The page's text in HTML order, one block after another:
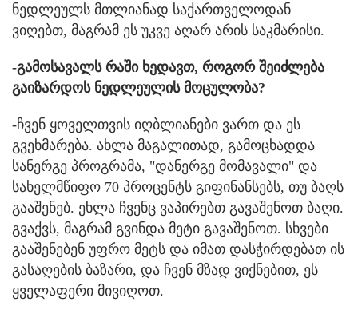
ნედლეულს მთლიანად საქართველოდან
ვიღებთ, მაგრამ ეს უკვე აღარ არის საკმარისი.
-გამოსავალს რაში ხედავთ, როგორ შეიძლება
გაიზარდოს ნედლეულის მოცულობა?
-ჩვენ ყოველთვის იღბლიანები ვართ და ეს
გვეხმარება. ახლა მაგალითად, გამოცხადდა
სანერგე პროგრამა, "დანერგე მომავალი" და
სახელმწიფო 70 პროცენტს გიფინანსებს, თუ ბაღს
გააშენებ. ეხლა ჩვენც ვაპირებთ გავაშენოთ ბაღი.
გვაქვს, მაგრამ გვინდა მეტი გავაშენოთ. სხვები
გააშენებენ უფრო მეტს და იმათ დასჭირდებათ ის
გასაღების ბაზარი, და ჩვენ მზად ვიქნებით, ეს
ყველაფერი მივიღოთ.